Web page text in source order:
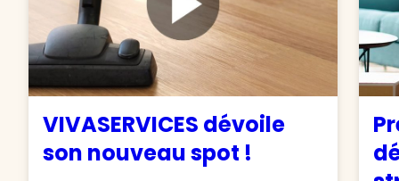
VIVASERVICES dévoile
son nouveau spot !